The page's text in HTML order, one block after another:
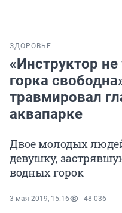
ЗДОРОВЬЕ
«Инструктор
горка
травмировал
аквапарке
Двое молодых
девушку,
водных горок
3 мая 2019, 15:16 48 036